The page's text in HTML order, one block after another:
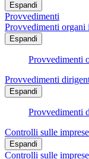
Espandi
Provvedimenti
Provvedimenti
Espandi
Provvedimenti
Provvedimenti
Espandi
Provvedimenti
Controlli sulle imprese
Espandi
Controlli sulle imprese